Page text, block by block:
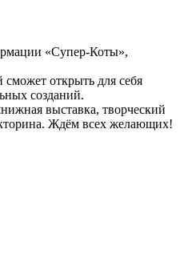
«Супер-Коты»,
открыть для себя
созданий.
выставка, творческий
Ждём всех желающих!